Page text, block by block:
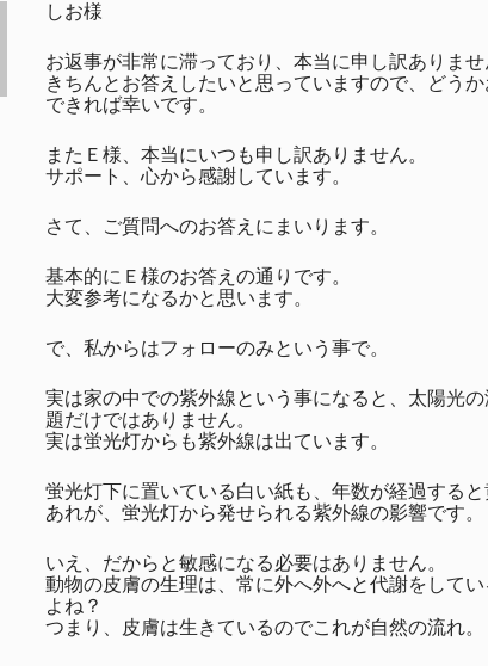
しお様
お返事が非常に滞っており、本当に申し訳ありませ
きちんとお答えしたいと思っていますので、どう
できれば幸いです。
またＥ様、本当にいつも申し訳ありません。
サポート、心から感謝しています。
さて、ご質問へのお答えにまいります。
基本的にＥ様のお答えの通りです。
大変参考になるかと思います。
で、私からはフォローのみという事で。
実は家の中での紫外線という事になると、太陽光
題だけではありません。
実は蛍光灯からも紫外線は出ています。
蛍光灯下に置いている白い紙も、年数が経過すると
あれが、蛍光灯から発せられる紫外線の影響です。
いえ、だからと敏感になる必要はありません。
動物の皮膚の生理は、常に外へ外へと代謝をして
よね？
つまり、皮膚は生きているのでこれが自然の流れ。